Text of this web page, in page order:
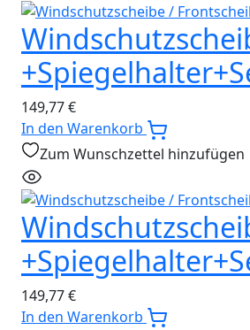
149,77€
In den Warenkorb
Zum Wunschzettel hinzufügen
149,77€
In den Warenkorb